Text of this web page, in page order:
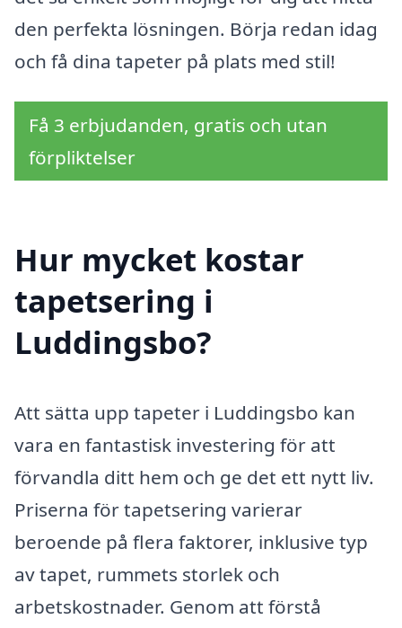
den perfekta lösningen. Börja redan idag
och få dina tapeter på plats med stil!
Få 3 erbjudanden, gratis och utan
förpliktelser
Hur mycket kostar
tapetsering i
Luddingsbo?
Att sätta upp tapeter i Luddingsbo kan
vara en fantastisk investering för att
förvandla ditt hem och ge det ett nytt liv.
Priserna för tapetsering varierar
beroende på flera faktorer, inklusive typ
av tapet, rummets storlek och
arbetskostnader. Genom att förstå